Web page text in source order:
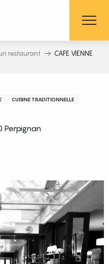
restaurant CAFE VIENNE
CUISINE TRADITIONNELLE
Perpignan